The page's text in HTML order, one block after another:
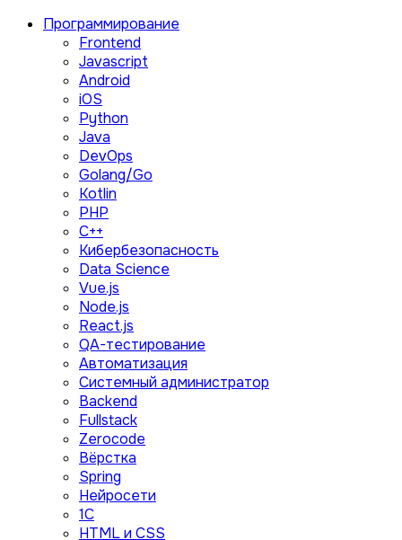
Программирование
Frontend
Javascript
Android
iOS
Python
Java
DevOps
Golang/Go
Kotlin
PHP
C++
Кибербезопасность
Data Science
Vue.js
Node.js
React.js
QA-тестирование
Автоматизация
Системный администратор
Backend
Fullstack
Zerocode
Вёрстка
Spring
Нейросети
1C
HTML и CSS